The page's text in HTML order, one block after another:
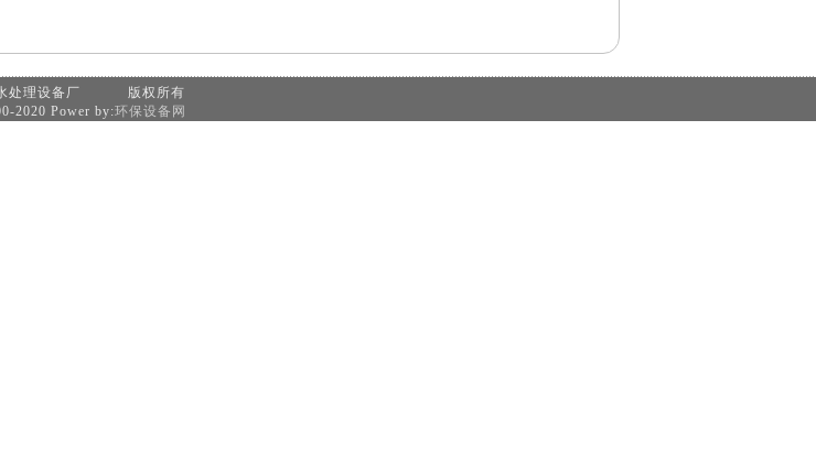
处理设备厂 版权所有
2020 Power by:环保设备网